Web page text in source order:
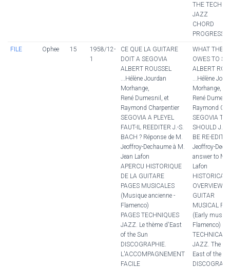
THE
JAZZ
CHORD
FILE Ophee 15
1958/12-
1
CE QUE LA GUITARE
DOIT A SEGOVIA
ALBERT ROUSSEL
...Hélène Jourdan
Morhange,
René Dumesnil, et
Raymond Charpentier
SEGOVIA A PLEYEL
FAUT-IL REEDITER J.-S.
BACH ? Réponse de M.
Jeoffroy-Dechaume à M.
Jean Lafon
APERCU HISTORIQUE
DE LA GUITARE
PAGES MUSICALES
(Musique ancienne -
Flamenco)
PAGES TECHNIQUES
JAZZ. Le thème d'East
of the Sun
DISCOGRAPHIE.
L'ACCOMPAGNEMENT
FACILE
WHAT THE
OWES TO
ALBERT
...Hélène
Morhange,
René
Raymond
SEGOVIA TO
SHOULD J.-
BE RE-
Jeoffroy-
answer to M.
Lafon
HISTORICAL
OVERVIEW
GUITAR
MUSICAL
(Early music -
Flamenco)
TECHNICAL
JAZZ. The
East of the